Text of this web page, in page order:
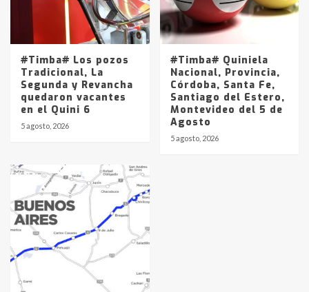
#Timba# Los pozos
Tradicional, La
Segunda y Revancha
quedaron vacantes
en el Quini 6
5 agosto, 2026
#Timba# Quiniela
Nacional, Provincia,
Córdoba, Santa Fe,
Santiago del Estero,
Montevideo del 5 de
Agosto
5 agosto, 2026